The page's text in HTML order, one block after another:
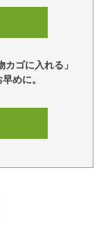
植物の品
、市場の
観葉植物
ていま
葉植物で
いかない
いった観
うにし、
ゴに入れる」
めに。
荷させて
しても納
ーミング
しており